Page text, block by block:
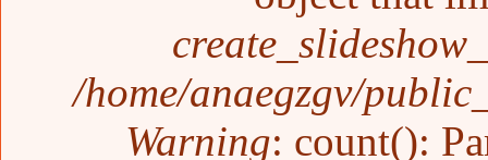
/home/anaegzgv/
Warning: count():